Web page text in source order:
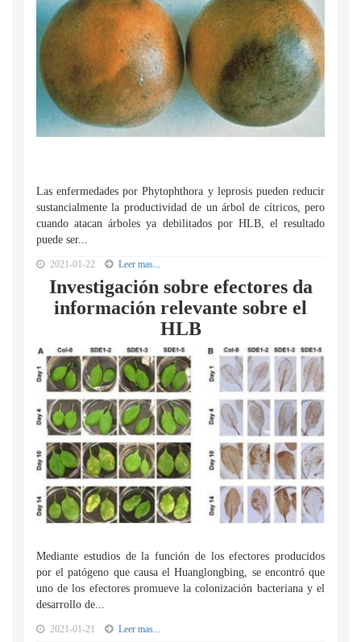
Las enfermedades por Phytophthora y leprosis pueden reducir
sustancialmente la productividad de un árbol de cítricos, pero
cuando atacan árboles ya debilitados por HLB, el resultado
puede ser...
2021-01-22 Leer mas...
Investigación sobre efectores da
información relevante sobre el
HLB
Mediante estudios de la función de los efectores producidos
por el patógeno que causa el Huanglongbing, se encontró que
uno de los efectores promueve la colonización bacteriana y el
desarrollo de...
2021-01-21 Leer mas...